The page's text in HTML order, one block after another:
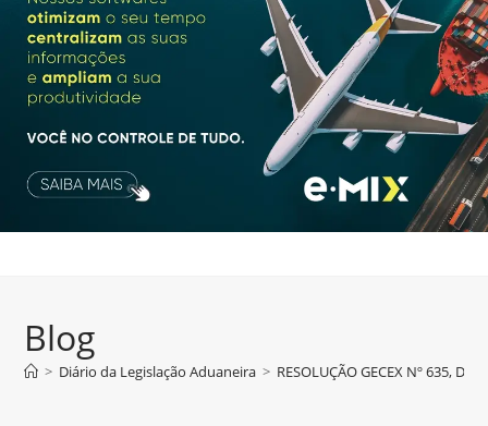
Blog
> Diário da Legislação Aduaneira > RESOLUÇÃO GECEX Nº 635, DE